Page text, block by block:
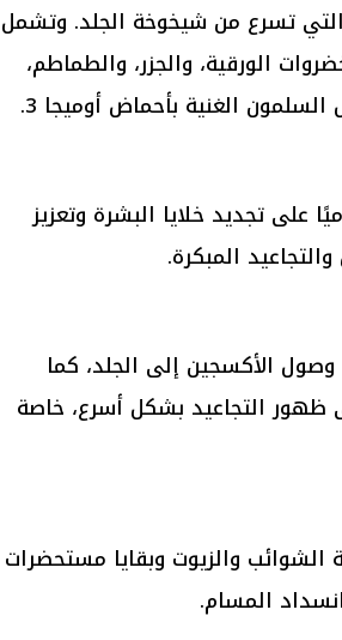
تسرع من شيخوخة الجلد. وتشمل
الورقية، والجزر، والطماطم،
الغنية بأحماض أوميجا 3.
بين 7 و9 ساعات يوميًا على تجديد خلايا البشرة وتعزيز
المبكرة.
وصول الأكسجين إلى الجلد، كما
ظهور التجاعيد بشكل أسرع، خاصة
والزيوت وبقايا مستحضرات
المسام.